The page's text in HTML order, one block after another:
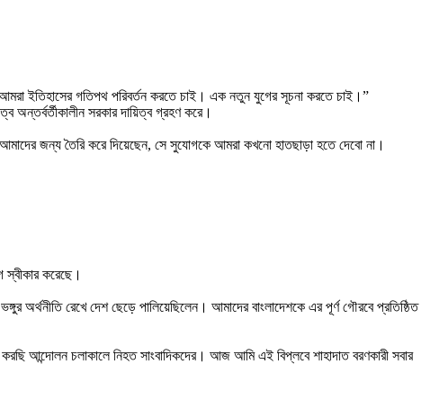
আমরা ইতিহাসের গতিপথ পরিবর্তন করতে চাই। এক নতুন যুগের সূচনা করতে চাই।”
সরকার দায়িত্ব গ্রহণ করে।
জন্য তৈরি করে দিয়েছেন, সে সুযোগকে আমরা কখনো হাতছাড়া হতে দেবো না।
করেছে।
অর্থনীতি রেখে দেশ ছেড়ে পালিয়েছিলেন। আমাদের বাংলাদেশকে এর পূর্ণ গৌরবে প্রতিষ্ঠিত
আন্দোলন চলাকালে নিহত সাংবাদিকদের। আজ আমি এই বিপ্লবে শাহাদাত বরণকারী সবার